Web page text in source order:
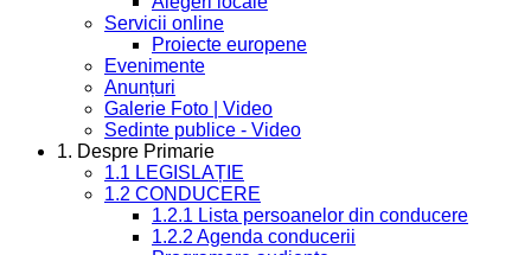
Servicii online
Proiecte europene
Evenimente
Anunțuri
Galerie Foto | Video
Sedinte publice - Video
1. Despre Primarie
1.1 LEGISLAȚIE
1.2 CONDUCERE
1.2.1 Lista persoanelor din conducere
1.2.2 Agenda conducerii